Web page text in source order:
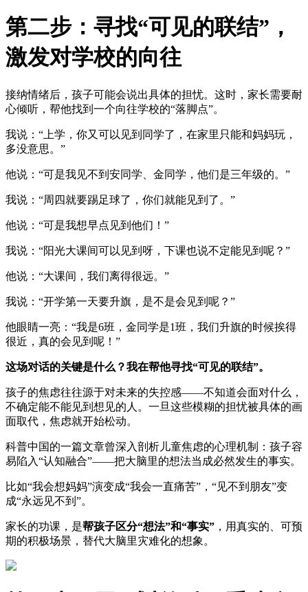
第二步：寻找“可见的联结”，
激发对学校的向往
接纳情绪后，孩子可能会说出具体的担忧。这时，家长需要耐
心倾听，帮他找到一个向往学校的“落脚点”。
我说：“上学，你又可以见到同学了，在家里只能和妈妈玩，
多没意思。”
他说：“可是我见不到安同学、金同学，他们是三年级的。”
我说：“周四就要踢足球了，你们就能见到了。”
他说：“可是我想早点见到他们！”
我说：“阳光大课间可以见到呀，下课也说不定能见到呢？”
他说：“大课间，我们离得很远。”
我说：“开学第一天要升旗，是不是会见到呢？”
他眼睛一亮：“我是6班，金同学是1班，我们升旗的时候挨得
很近，真的会见到呢！”
这场对话的关键是什么？我在帮他寻找“可见的联结”。
孩子的焦虑往往源于对未来的失控感——不知道会面对什么，
不确定能不能见到想见的人。一旦这些模糊的担忧被具体的画
面取代，焦虑就开始松动。
科普中国的一篇文章曾深入剖析儿童焦虑的心理机制：孩子容
易陷入“认知融合”——把大脑里的想法当成必然发生的事实。
比如“我会想妈妈”演变成“我会一直痛苦”，“见不到朋友”变
成“永远见不到”。
家长的功课，是帮孩子区分“想法”和“事实” ，用真实的、可预
期的积极场景，替代大脑里灾难化的想象。